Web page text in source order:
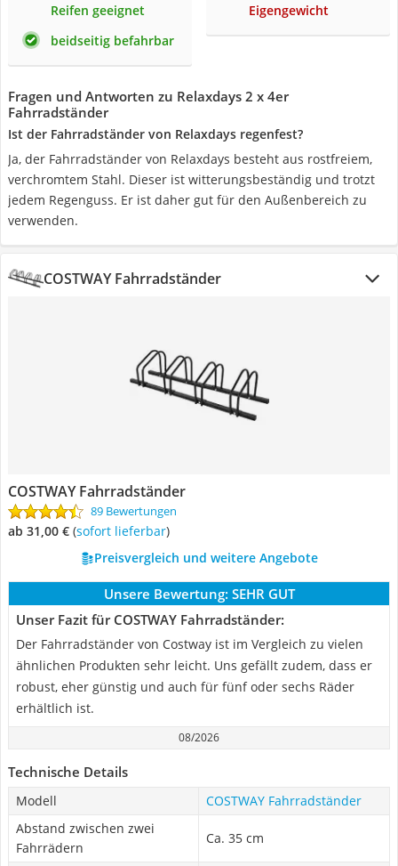
Reifen geeignet
beidseitig befahrbar
Eigengewicht
Fragen und Antworten zu Relaxdays 2 x 4er
Fahrradständer
Ist der Fahrradständer von Relaxdays regenfest?
Ja, der Fahrradständer von Relaxdays besteht aus rostfreiem,
verchromtem Stahl. Dieser ist witterungsbeständig und trotzt
jedem Regenguss. Er ist daher gut für den Außenbereich zu
verwenden.
COSTWAY Fahrradständer
COSTWAY Fahrradständer
89 Bewertungen
ab 31,00 € ( Sofort lieferbar)
Preisvergleich und weitere Angebote
Unsere Bewertung: SEHR GUT
Unser Fazit für COSTWAY Fahrradständer:
Der Fahrradständer von Costway ist im Vergleich zu vielen
ähnlichen Produkten sehr leicht. Uns gefällt zudem, dass er
robust, eher günstig und auch für fünf oder sechs Räder
erhältlich ist.
08/2026
Technische Details
Modell
COSTWAY Fahrradständer
Abstand zwischen zwei
Fahrrädern
Ca. 35 cm